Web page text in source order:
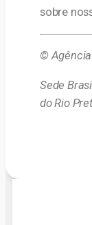
sobre
©
Sede
do Rio